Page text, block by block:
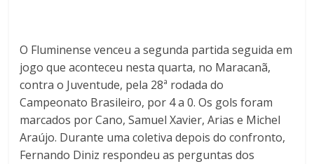
O Fluminense venceu a segunda partida seguida em
jogo que aconteceu nesta quarta, no Maracanã,
contra o Juventude, pela 28ª rodada do
Campeonato Brasileiro, por 4 a 0. Os gols foram
marcados por Cano, Samuel Xavier, Arias e Michel
Araújo. Durante uma coletiva depois do confronto,
Fernando Diniz respondeu as perguntas dos